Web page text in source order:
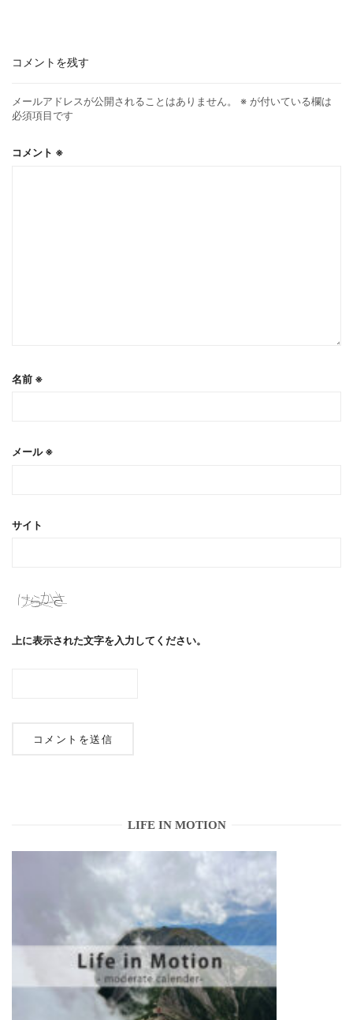
コメントを残す
メールアドレスが公開されることはありません。 ※ が付いている欄は
必須項目です
コメント ※
名前 ※
メール※
サイト
上に表示された文字を入力してください。
LIFE IN MOTION